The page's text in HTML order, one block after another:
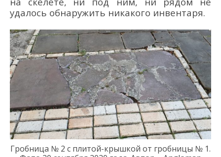
удалось обнаружить никакого инвентаря.
Гробница № 2 с плитой-крышкой от гробницы № 1.